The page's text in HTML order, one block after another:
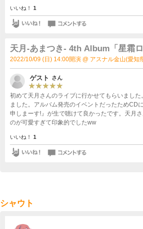
いいね！ 1
天月-あまつき- 4th Album「星霜
2022/10/09 (日) 14:00開演 @ アスナル金山(愛知
ゲスト さん
初めて天月さんのライブに行かせてもらいまし
ました。アルバム発売のイベントだったためCD
申しまーす!』が生で聴けて良かったです。天月
のが可愛すぎて印象的でしたww
いいね！ 1
シャウト